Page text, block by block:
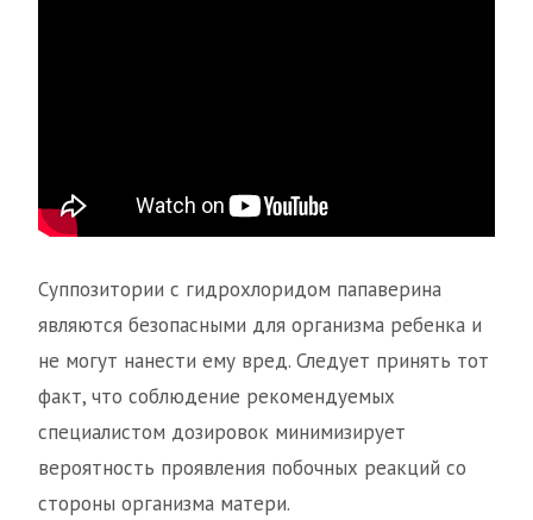
Суппозитории с гидрохлоридом папаверина
являются безопасными для организма ребенка и
не могут нанести ему вред. Следует принять тот
факт, что соблюдение рекомендуемых
специалистом дозировок минимизирует
вероятность проявления побочных реакций со
стороны организма матери.